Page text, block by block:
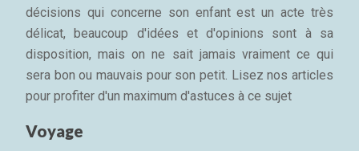
décisions qui concerne son enfant est un acte très
délicat, beaucoup d'idées et d'opinions sont à sa
disposition, mais on ne sait jamais vraiment ce qui
sera bon ou mauvais pour son petit. Lisez nos articles
pour profiter d'un maximum d'astuces à ce sujet
Voyage